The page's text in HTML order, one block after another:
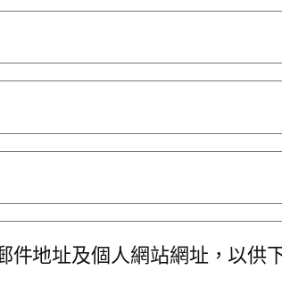
件地址及個人網站網址，以供